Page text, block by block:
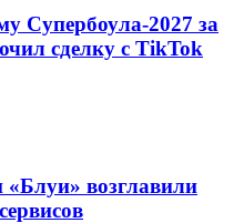
Супербоула-2027 за
сделку с TikTok
«Блуи» возглавили